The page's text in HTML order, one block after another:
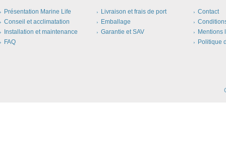
Présentation Marine Life
Conseil et acclimatation
Installation et maintenance
FAQ
Livraison et frais de port
Emballage
Garantie et SAV
Contact
Mentions
Politique